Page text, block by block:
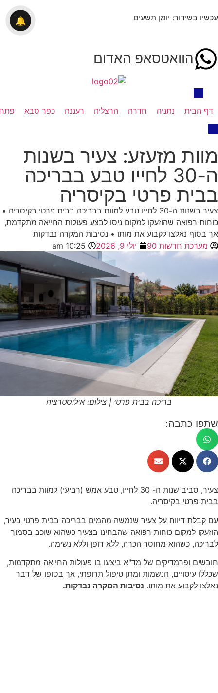
עכשיו בשידור: יומן תשעים
הוואטסאפ האדום
דף הבית נתניה חדרה הרצליה רעננה כפר סבא
מוות מזעזע: צעיר בשנות
ה-30 לחייו טבע בבריכה
בבית פרטי בקיסריה
צעיר בשנות ה-30 לחייו טבע למוות בבריכה בבית פרטי בקיסריה •
כוחות רפואה שהוזעקו למקום ניסו לבצע פעולות החייאה מתקדמת,
אך בסוף נאלצו לקבוע את מותו • נסיבות המקרה נבדקות
מערכת חדשות 90
יולי 9, 2026 10:25 am
בריכה בבית פרטי | צילום: אילוסטרציה
שתפו כתבה:
צעיר, סביב שנות ה- 30 לחייו, טבע אמש (רביעי) למוות בבריכה
בבית פרטי בקיסריה.
עם קבלת דיווח על צעיר שנמשה מהמים בבריכה בבית פרטי בעיר,
הוזעקו למקום כוחות רפואה שהבחינו בצעיר כשהוא שוכב בסמוך
לבריכה, כשהוא מחוסר הכרה, ללא דופן וללא נשימה.
חובשים ופרמדיקים של מד"א ביצעו בו פעולות החייאה מתקדמות,
שכללו עיסויים, הנשמות ומתן טיפול תרופתי, אך בסופו של דבר
נאלצו לקבוע את מותו. נסיבות המקרה נבדקות.
🔔